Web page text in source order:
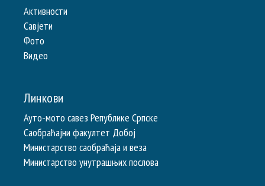
Активности
Савјети
Фото
Видео
Линкови
Ауто-мото савез Републике Српске
Саобраћајни факултет Добој
Министарство саобраћаја и веза
Министарство унутрашњих послова